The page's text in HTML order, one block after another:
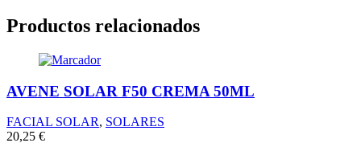
Productos relacionados
AVENE SOLAR F50 CREMA 50ML
FACIAL SOLAR, SOLARES
20,25 €